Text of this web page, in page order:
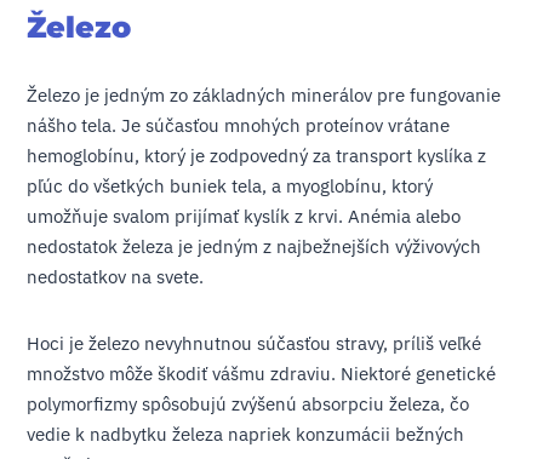
Železo
Železo je jedným zo základných minerálov pre fungovanie
nášho tela. Je súčasťou mnohých proteínov vrátane
hemoglobínu, ktorý je zodpovedný za transport kyslíka z
pľúc do všetkých buniek tela, a myoglobínu, ktorý
umožňuje svalom prijímať kyslík z krvi. Anémia alebo
nedostatok železa je jedným z najbežnejších výživových
nedostatkov na svete.
Hoci je železo nevyhnutnou súčasťou stravy, príliš veľké
množstvo môže škodiť vášmu zdraviu. Niektoré genetické
polymorfizmy spôsobujú zvýšenú absorpciu železa, čo
vedie k nadbytku železa napriek konzumácii bežných